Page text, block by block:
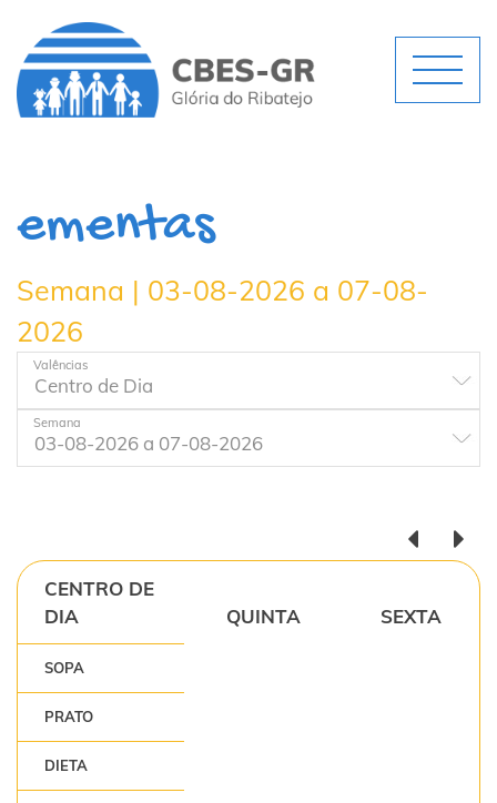
ementas
Semana | 03-08-2026 a 07-08-
2026
Valências
Semana
CENTRO DE
DIA
QUINTA SEXTA
SOPA
PRATO
DIETA